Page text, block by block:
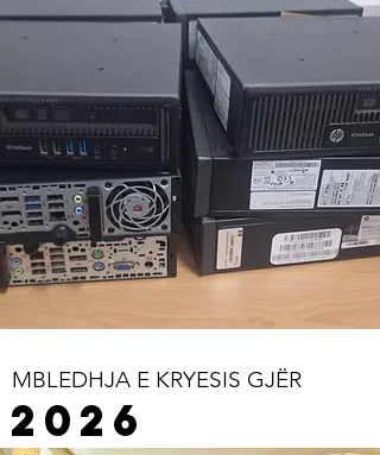
MBLEDHJA E KRYESIS GJËR
2026